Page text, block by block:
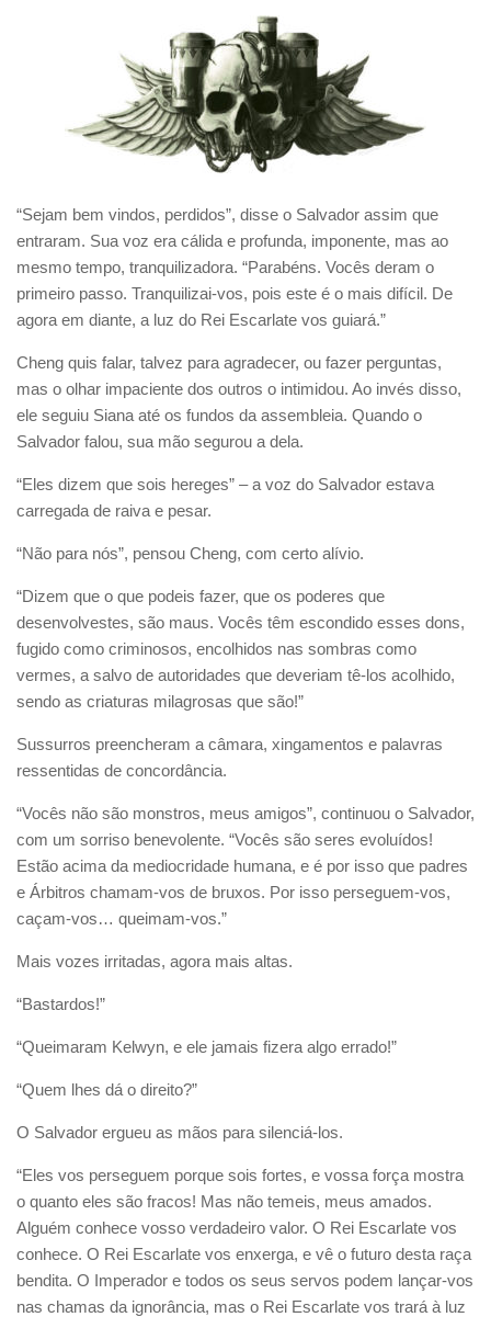
“Sejam bem vindos, perdidos”, disse o Salvador assim que
entraram. Sua voz era cálida e profunda, imponente, mas ao
mesmo tempo, tranquilizadora. “Parabéns. Vocês deram o
primeiro passo. Tranquilizai-vos, pois este é o mais difícil. De
agora em diante, a luz do Rei Escarlate vos guiará.”
Cheng quis falar, talvez para agradecer, ou fazer perguntas,
mas o olhar impaciente dos outros o intimidou. Ao invés disso,
ele seguiu Siana até os fundos da assembleia. Quando o
Salvador falou, sua mão segurou a dela.
“Eles dizem que sois hereges” – a voz do Salvador estava
carregada de raiva e pesar.
“Não para nós”, pensou Cheng, com certo alívio.
“Dizem que o que podeis fazer, que os poderes que
desenvolvestes, são maus. Vocês têm escondido esses dons,
fugido como criminosos, encolhidos nas sombras como
vermes, a salvo de autoridades que deveriam tê-los acolhido,
sendo as criaturas milagrosas que são!”
Sussurros preencheram a câmara, xingamentos e palavras
ressentidas de concordância.
“Vocês não são monstros, meus amigos”, continuou o Salvador,
com um sorriso benevolente. “Vocês são seres evoluídos!
Estão acima da mediocridade humana, e é por isso que padres
e Árbitros chamam-vos de bruxos. Por isso perseguem-vos,
caçam-vos… queimam-vos.”
Mais vozes irritadas, agora mais altas.
“Bastardos!”
“Queimaram Kelwyn, e ele jamais fizera algo errado!”
“Quem lhes dá o direito?”
O Salvador ergueu as mãos para silenciá-los.
“Eles vos perseguem porque sois fortes, e vossa força mostra
o quanto eles são fracos! Mas não temeis, meus amados.
Alguém conhece vosso verdadeiro valor. O Rei Escarlate vos
conhece. O Rei Escarlate vos enxerga, e vê o futuro desta raça
bendita. O Imperador e todos os seus servos podem lançar-vos
nas chamas da ignorância, mas o Rei Escarlate vos trará à luz